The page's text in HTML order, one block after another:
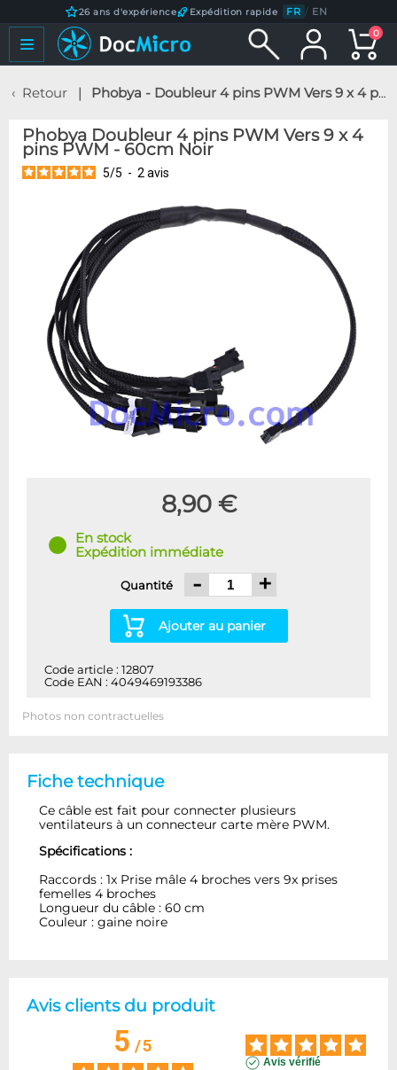
26 ans d'expérience Expédition rapide FR / EN
0
Retour Phobya - Doubleur 4 pins PWM Vers 9 x 4 pins PWM - 60cm Noir
Phobya Doubleur 4 pins PWM Vers 9 x 4
pins PWM - 60cm Noir
5/5 - 2 avis
8,90 €
En stock
Expédition immédiate
Quantité - +
Ajouter au panier
Code article : 12807
Code EAN : 4049469193386
Photos non contractuelles
Fiche technique
Ce câble est fait pour connecter plusieurs
ventilateurs à un connecteur carte mère PWM.
Spécifications :
Raccords : 1x Prise mâle 4 broches vers 9x prises
femelles 4 broches
Longueur du câble : 60 cm
Couleur : gaine noire
Avis clients du produit
5/5
Avis vérifié